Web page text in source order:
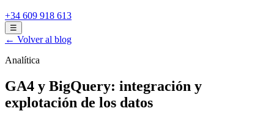
+34 609 918 613
☰
← Volver al blog
Analítica
GA4 y BigQuery: integración y
explotación de los datos